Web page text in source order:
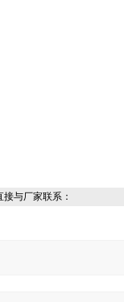
与厂家联系：